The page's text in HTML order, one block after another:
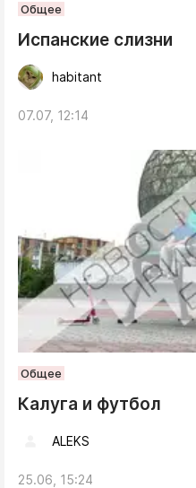
Общее
Испанские слизни
habitant
07.07, 12:14
Общее
Калуга и футбол
ALEKS
25.06, 15:24